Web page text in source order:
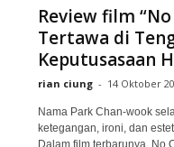
Review film
Tertawa di
Keputusasaan
rian ciung - 14 Oktober
Nama Park Chan-wook
ketegangan, ironi, dan
Dalam film terbarunya, No